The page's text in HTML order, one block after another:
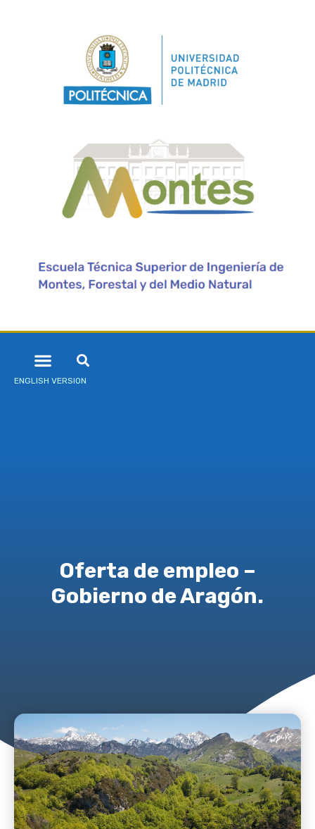
ENGLISH VERSION
Oferta de empleo –
Gobierno de Aragón.